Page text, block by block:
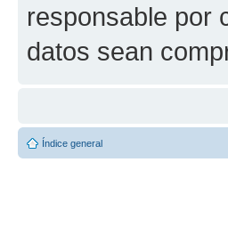
responsable por
datos sean
Índice general